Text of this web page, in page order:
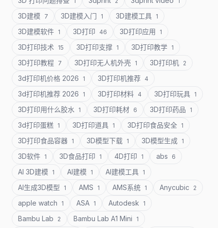
3D建模 7 3D建模入门 1 3D建模工具 1
3D建模软件 1 3D打印 46 3D打印应用 1
3D打印技术 15 3D打印支撑 1 3D打印教学 1
3D打印教程 7 3D打印无人机外壳 1 3D打印机 2
3d打印机价格 2026 1 3D打印机推荐 4
3d打印机推荐 2026 1 3D打印材料 4 3D打印玩具 1
3D打印用什么胶水 1 3D打印耗材 6 3D打印药品 1
3d打印蛋糕 1 3D打印道具 1 3D打印食品安全 1
3D打印食品容器 1 3D模型下载 1 3D模型生成 1
3D软件 1 3D食品打印 1 4D打印 1 abs 6
AI 3D建模 1 AI建模 1 AI建模工具 1
AI生成3D模型 1 AMS 1 AMS系统 1 Anycubic 2
apple watch 1 ASA 1 Autodesk 1
Bambu Lab 2 Bambu Lab A1 Mini 1